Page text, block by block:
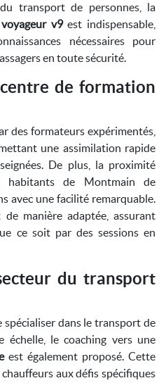
transport de personnes, la
v9est indispensable,
nécessaires pour
en toute sécurité.
centre de formation
des formateurs expérimentés,
une assimilation rapide
De plus, la proximité
habitants de Montmain de
avec une facilité remarquable.
manière adaptée, assurant
ce soit par des sessions en
du transport
spécialiser dans le transport de
échelle, le coaching vers une
est également proposé. Cette
aux défis spécifiques